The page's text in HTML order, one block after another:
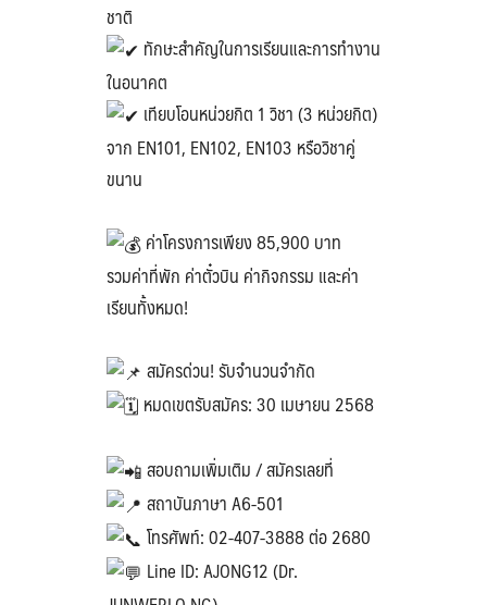
ชาติ
ทักษะสำคัญในการเรียนและการทำงาน
ในอนาคต
เทียบโอนหน่วยกิต 1 วิชา (3 หน่วยกิต)
จาก EN101, EN102, EN103 หรือวิชาคู่
ขนาน
ค่าโครงการเพียง 85,900 บาท
รวมค่าที่พัก ค่าตั๋วบิน ค่ากิจกรรม และค่า
เรียนทั้งหมด!
สมัครด่วน! รับจำนวนจำกัด
หมดเขตรับสมัคร: 30 เมษายน 2568
สอบถามเพิ่มเติม / สมัครเลยที่
สถาบันภาษา A6-501
โทรศัพท์: 02-407-3888 ต่อ 2680
Line ID: AJONG12 (Dr.